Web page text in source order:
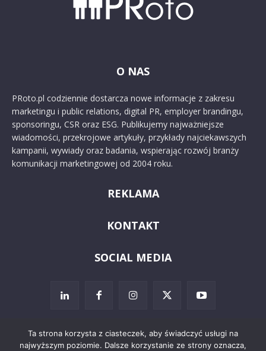
O NAS
PRoto.pl codziennie dostarcza nowe informacje z zakresu
marketingu i public relations, digital PR, employer brandingu,
sponsoringu, CSR oraz ESG. Publikujemy najważniejsze
wiadomości, przekrojowe artykuły, przykłady najciekawszych
kampanii, wywiady oraz badania, wspierając rozwój branży
komunikacji marketingowej od 2004 roku.
REKLAMA
KONTAKT
SOCIAL MEDIA
Ta strona korzysta z ciasteczek, aby świadczyć usługi na
najwyższym poziomie. Dalsze korzystanie ze strony oznacza,